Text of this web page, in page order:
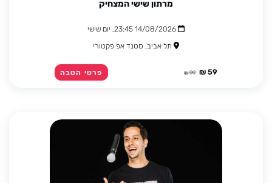
מרתון שישי המצחיק
14/08/2026 23:45, יום שישי
תל אביב, סטנד אפ פקטורי
59 ₪
99 ₪ פרטי הטבה